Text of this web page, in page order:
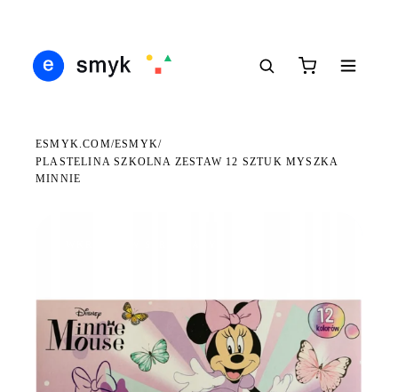
ESMYK.COM/ESMYK/
PLASTELINA SZKOLNA ZESTAW 12 SZTUK MYSZKA
MINNIE